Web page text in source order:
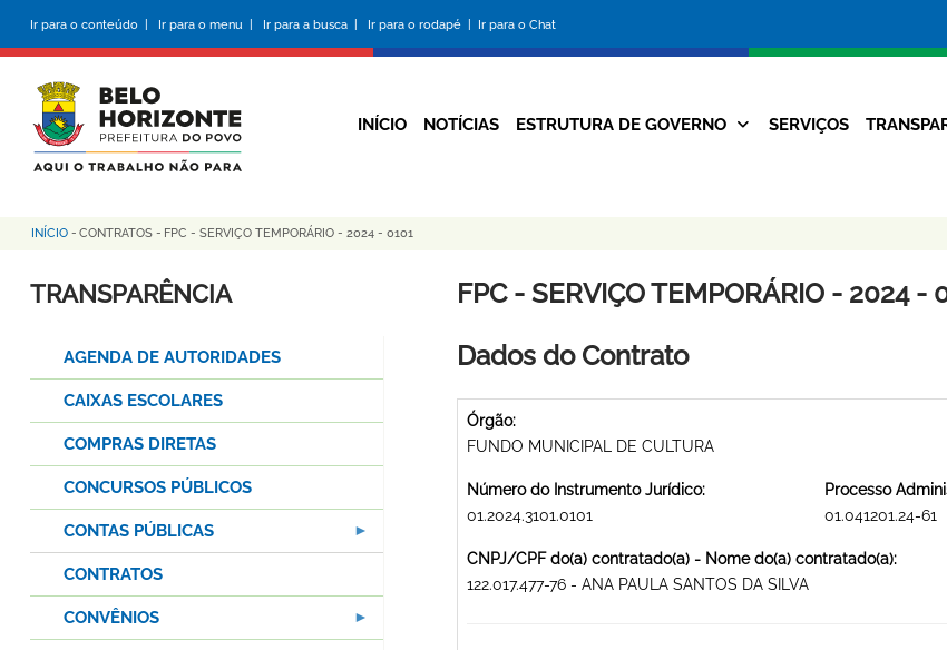
conteúdo
principal
Ir para o conteúdo | Ir para o menu | Ir para a busca | Ir para o rodapé | Ir para o Chat
da
Prefeitura
Navegação
INÍCIO NOTÍCIAS ESTRUTURA DE GOVERNO SERVIÇOS
Trilha
de
INÍCIO - CONTRATOS - FPC - SERVIÇO TEMPORÁRIO - 2024 - 0101
FPC - SERVIÇO TEMPORÁRIO - 2024 -
Dados do Contrato
Órgão:
FUNDO MUNICIPAL DE CULTURA
Número do Instrumento Jurídico:
01.2024.3101.0101
Processo
01.041201.24-61
CNPJ/CPF do(a) contratado(a) - Nome do(a) contratado(a):
122.017.477-76 - ANA PAULA SANTOS DA SILVA
TRANSPARÊNCIA
AGENDA DE AUTORIDADES
CAIXAS ESCOLARES
COMPRAS DIRETAS
CONCURSOS PÚBLICOS
CONTAS PÚBLICAS
CONTRATOS
CONVÊNIOS